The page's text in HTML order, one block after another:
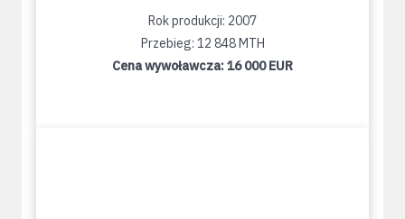
Rok produkcji: 2007
Przebieg: 12 848 MTH
Cena wywoławcza:16 000 EUR